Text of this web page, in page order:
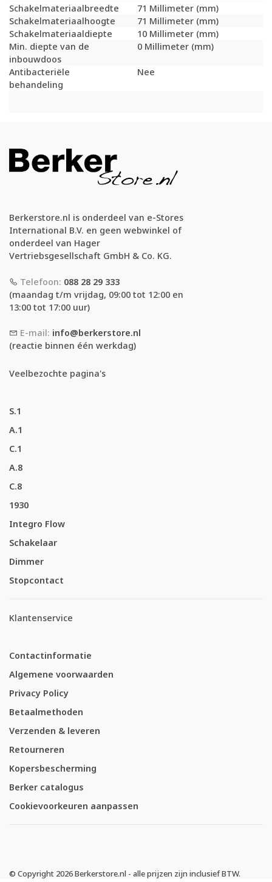
Schakelmateriaalbreedte
71 Millimeter (mm)
Schakelmateriaalhoogte
71 Millimeter (mm)
Schakelmateriaaldiepte
10 Millimeter (mm)
Min. diepte van de
inbouwdoos
0 Millimeter (mm)
Antibacteriële
behandeling
Nee
Berkerstore.nl is onderdeel van e-Stores
International B.V. en geen webwinkel of
onderdeel van Hager
Vertriebsgesellschaft GmbH & Co. KG.
Telefoon: 088 28 29 333
(maandag t/m vrijdag, 09:00 tot 12:00 en
13:00 tot 17:00 uur)
E-mail: info@berkerstore.nl
(reactie binnen één werkdag)
Veelbezochte pagina's
S.1
A.1
C.1
A.8
C.8
1930
Integro Flow
Schakelaar
Dimmer
Stopcontact
Klantenservice
Contactinformatie
Algemene voorwaarden
Privacy Policy
Betaalmethoden
Verzenden & leveren
Retourneren
Kopersbescherming
Berker catalogus
Cookievoorkeuren aanpassen
© Copyright 2026 Berkerstore.nl - alle prijzen zijn inclusief BTW.